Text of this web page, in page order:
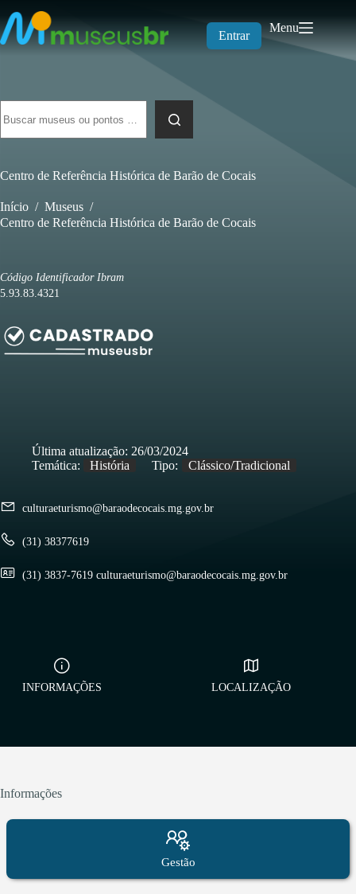
para
o
conteúdo
Entrar
Menu
resultados
Centro de Referência Histórica de Barão de Cocais
Início / Museus /
Centro de Referência Histórica de Barão de Cocais
Código Identificador Ibram
5.93.83.4321
culturaeturismo@baraodecocais.mg.gov.br
(31) 38377619
(31) 3837-7619 culturaeturismo@baraodecocais.mg.gov.br
Última atualização: 26/03/2024
Temática:
História Tipo: Clássico/Tradicional
INFORMAÇÕES LOCALIZAÇÃO
Informações
Gestão